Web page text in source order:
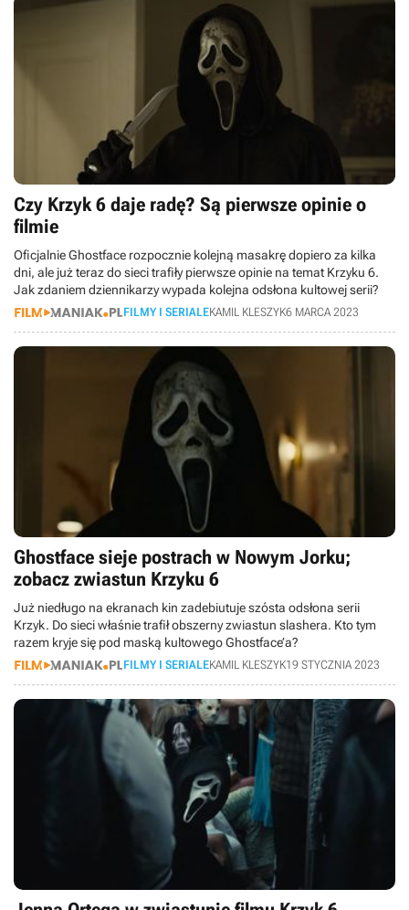
Czy Krzyk 6 daje radę? Są pierwsze opinie o
filmie
Oficjalnie Ghostface rozpocznie kolejną masakrę dopiero za kilka
dni, ale już teraz do sieci trafiły pierwsze opinie na temat Krzyku 6.
Jak zdaniem dziennikarzy wypada kolejna odsłona kultowej serii?
FILMY I SERIALEKAMIL KLESZYK6 MARCA 2023
Ghostface sieje postrach w Nowym Jorku;
zobacz zwiastun Krzyku 6
Już niedługo na ekranach kin zadebiutuje szósta odsłona serii
Krzyk. Do sieci właśnie trafił obszerny zwiastun slashera. Kto tym
razem kryje się pod maską kultowego Ghostface’a?
FILMY I SERIALEKAMIL KLESZYK19 STYCZNIA 2023